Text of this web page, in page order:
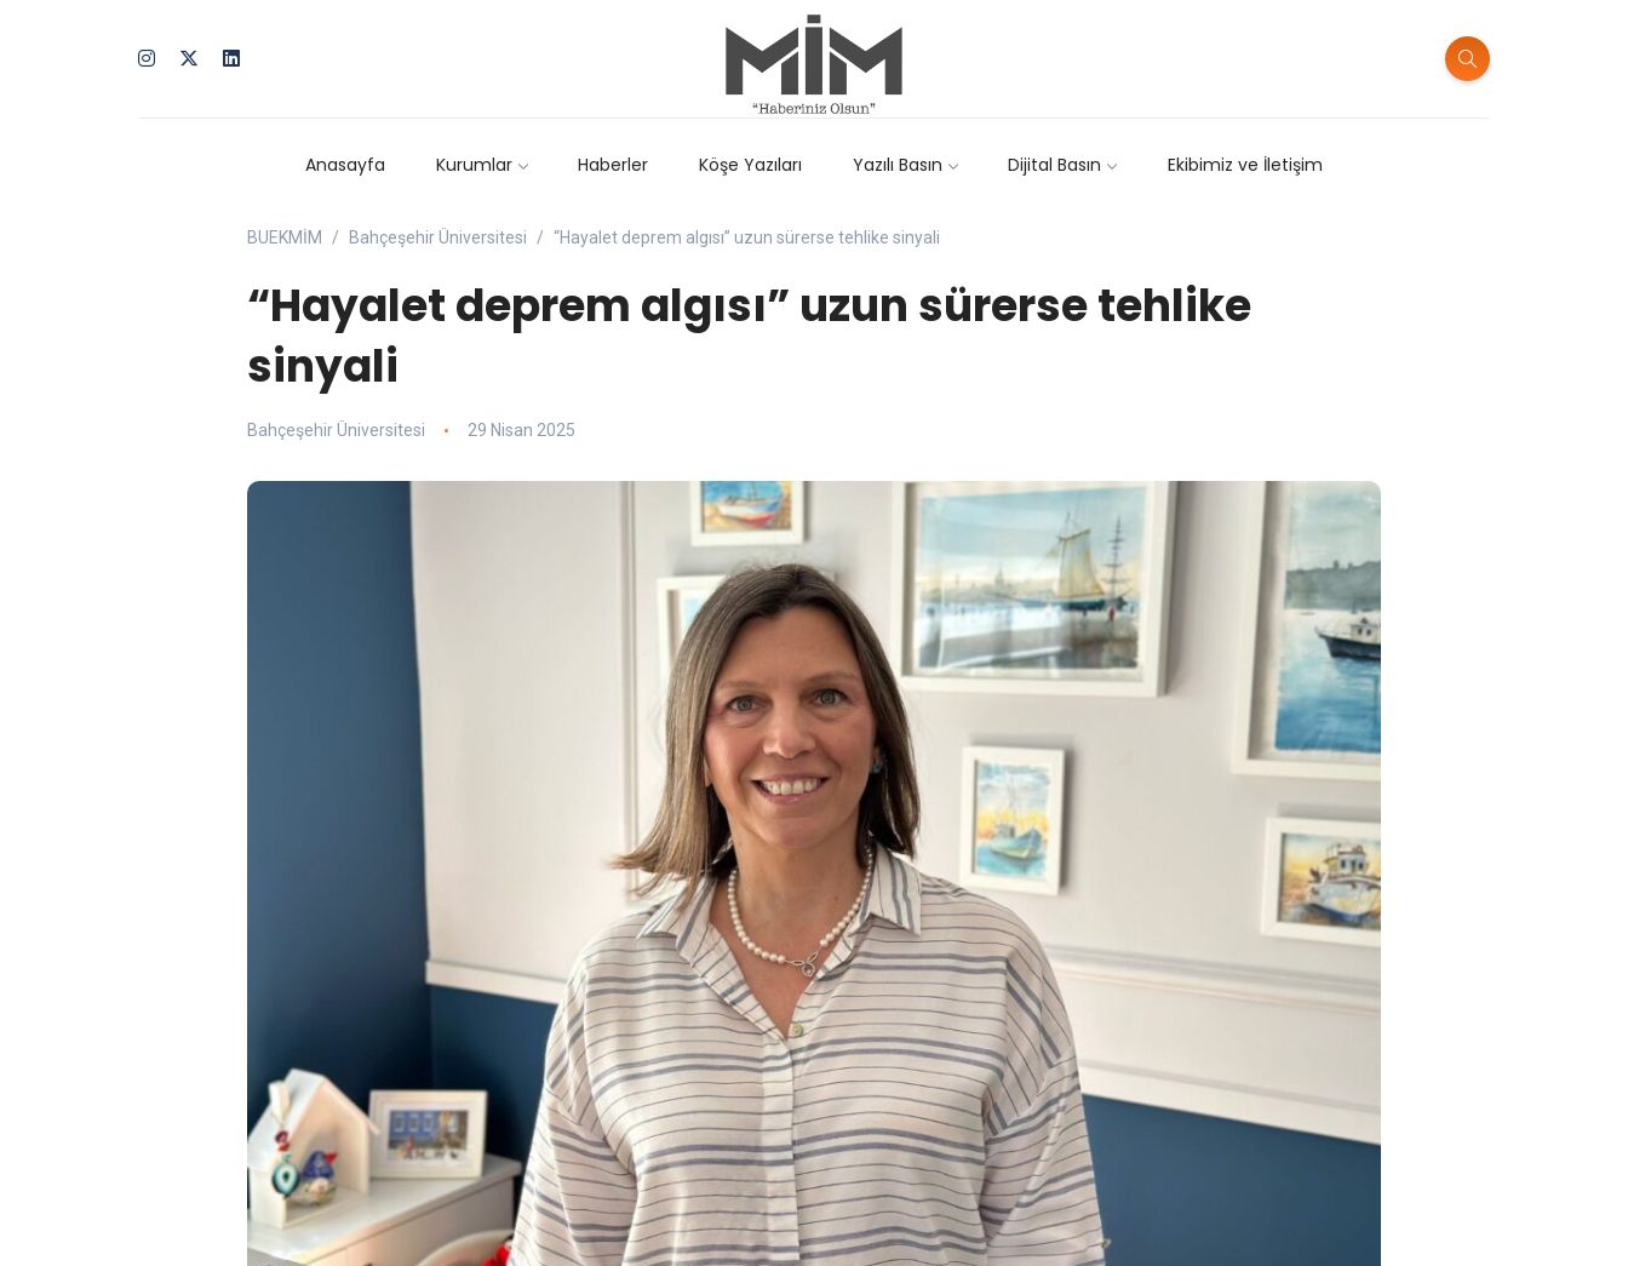
Anasayfa Kurumlar Haberler Köşe Yazıları Yazılı Basın Dijital Basın Ekibimiz ve İletişim
BUEKMİM Bahçeşehir Üniversitesi “Hayalet deprem algısı” uzun sürerse tehlike sinyali
“Hayalet deprem algısı” uzun sürerse tehlike
sinyali
Bahçeşehir Üniversitesi 29 Nisan 2025